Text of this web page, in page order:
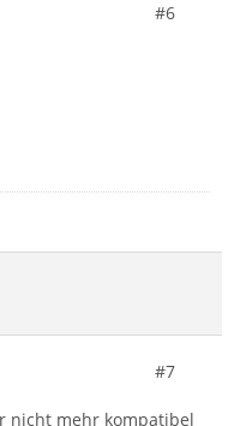
#6
#7
nicht mehr kompatibel